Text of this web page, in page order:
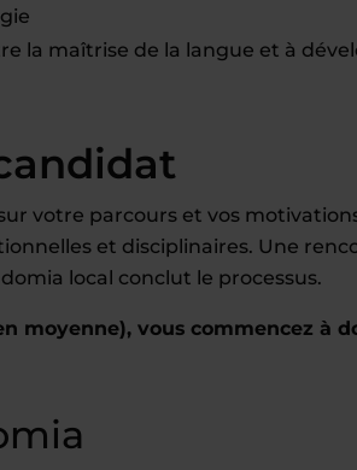
la maîtrise de la langue et à
votre parcours et vos
et disciplinaires. Une
local conclut le processus.
moyenne), vous commencez à